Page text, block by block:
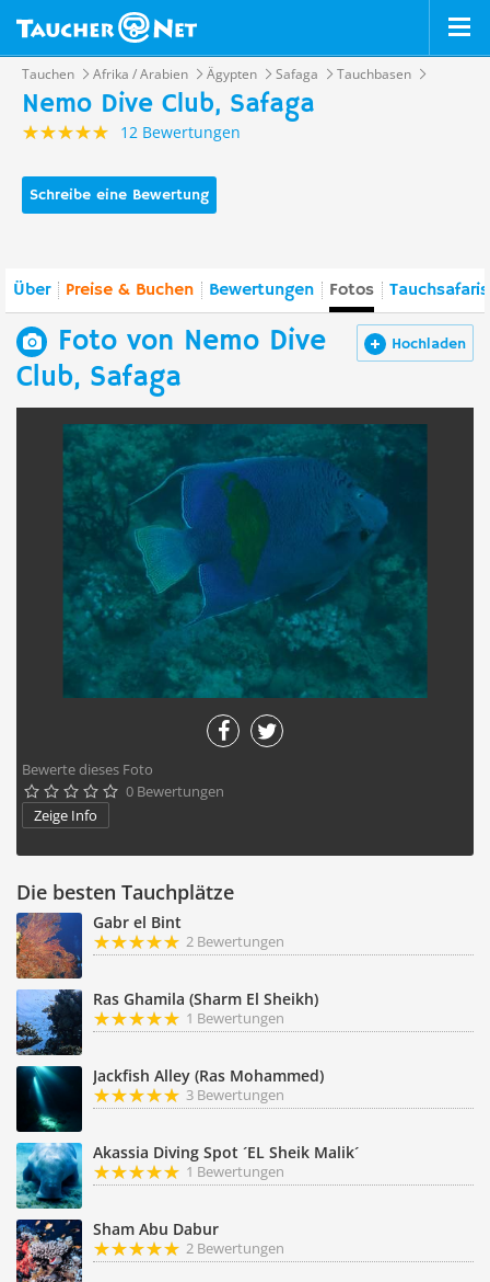
Tauchen Afrika / Arabien Ägypten Safaga Tauchbasen
Nemo Dive Club, Safaga
12 Bewertungen
Schreibe eine Bewertung
Über Preise & Buchen Bewertungen Fotos
Hochladen
Foto von Nemo Dive
Club, Safaga
Bewerte dieses Foto
     0 Bewertungen
Zeige Info
Die besten Tauchplätze
Gabr el Bint
2 Bewertungen
Ras Ghamila (Sharm El Sheikh)
1 Bewertungen
Jackfish Alley (Ras Mohammed)
3 Bewertungen
Akassia Diving Spot ´EL Sheik Malik´
1 Bewertungen
Sham Abu Dabur
2 Bewertungen